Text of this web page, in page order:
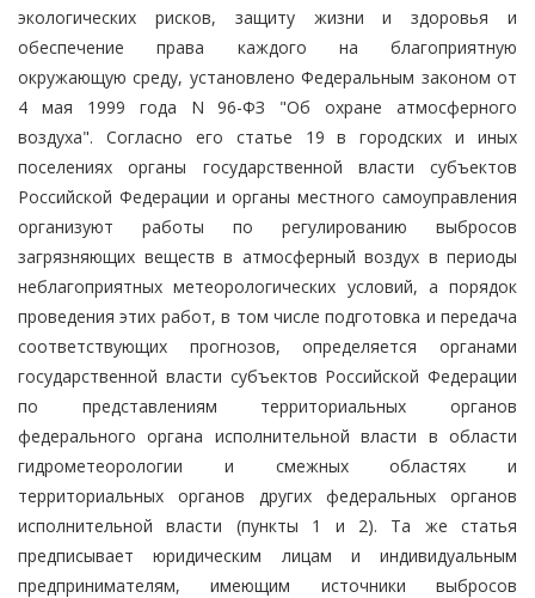
экологических рисков, защиту жизни и здоровья и
обеспечение права каждого на благоприятную
окружающую среду, установлено Федеральным законом от
4 мая 1999 года N 96-ФЗ "Об охране атмосферного
воздуха". Согласно его статье 19 в городских и иных
поселениях органы государственной власти субъектов
Российской Федерации и органы местного самоуправления
организуют работы по регулированию выбросов
загрязняющих веществ в атмосферный воздух в периоды
неблагоприятных метеорологических условий, а порядок
проведения этих работ, в том числе подготовка и передача
соответствующих прогнозов, определяется органами
государственной власти субъектов Российской Федерации
по представлениям территориальных органов
федерального органа исполнительной власти в области
гидрометеорологии и смежных областях и
территориальных органов других федеральных органов
исполнительной власти (пункты 1 и 2). Та же статья
предписывает юридическим лицам и индивидуальным
предпринимателям, имеющим источники выбросов